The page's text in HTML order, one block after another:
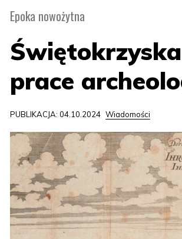
Epoka nowożytna
prace
PUBLIKACJA: 04.10.2024 Wiadomości